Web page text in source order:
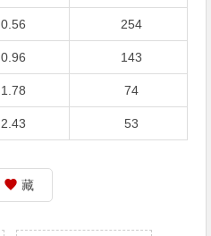
0.56 254
0.96 143
1.78 74
2.43 53
藏